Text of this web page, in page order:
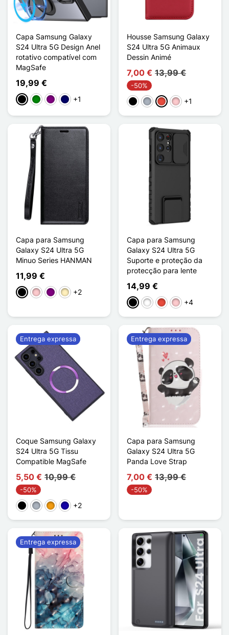
Capa Samsung Galaxy
S24 Ultra 5G Design Anel
rotativo compatível com
MagSafe
19,99 €
PretoVerdePúrpuraAzul marinho
+1
Housse Samsung Galaxy
S24 Ultra 5G Animaux
Dessin Animé
7,00 € 13,99 €
-50%
PretoCinzentoVermelho
Rosa+1
Capa para Samsung
Galaxy S24 Ultra 5G
Minuo Series HANMAN
11,99 €
PretoRosaPúrpura
Ouro+2
Capa para Samsung
Galaxy S24 Ultra 5G
Suporte e proteção da
protecção para lente
14,99 €
PretoBrancoVermelho
Rosa+4
Coque Samsung Galaxy
S24 Ultra 5G Tissu
Compatible MagSafe
5,50 € 10,99 €
-50%
PretoCinzento
LaranjaAzul Escuro
+2
Entrega expressa
Capa para Samsung
Galaxy S24 Ultra 5G
Panda Love Strap
7,00 € 13,99 €
-50%
Entrega expressa
Entrega expressa